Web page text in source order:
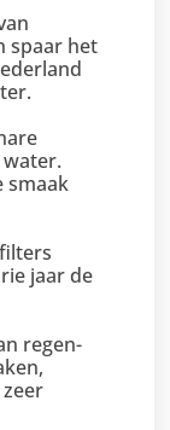
spaar het
smaak
jaar de
regen-